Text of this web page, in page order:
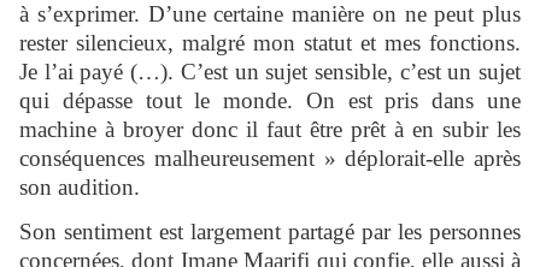
à s’exprimer. D’une certaine manière on ne peut plus
rester silencieux, malgré mon statut et mes fonctions.
Je l’ai payé (…). C’est un sujet sensible, c’est un sujet
qui dépasse tout le monde. On est pris dans une
machine à broyer donc il faut être prêt à en subir les
conséquences malheureusement » déplorait-elle après
son audition.
Son sentiment est largement partagé par les personnes
concernées, dont Imane Maarifi qui confie, elle aussi à